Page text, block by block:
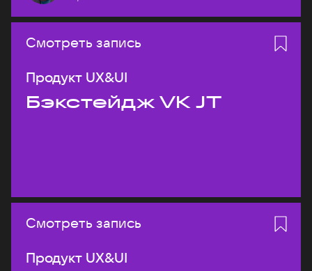
Смотреть запись
Продукт UX&UI
Бэкстейдж VK JT
Смотреть запись
Продукт UX&UI